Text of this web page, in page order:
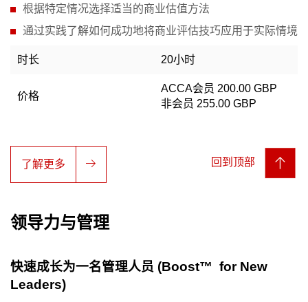
根据特定情况选择适当的商业估值方法
通过实践了解如何成功地将商业评估技巧应用于实际情境
时长 20小时
价格
ACCA会员 200.00 GBP
非会员 255.00 GBP
了解更多 回到顶部
领导力与管理
快速成长为一名管理人员 (Boost™ for New
Leaders)